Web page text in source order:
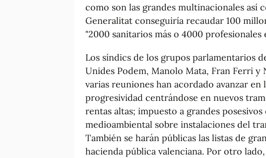
como son las grandes multinacionales así
Generalitat conseguiría recaudar 100
"2000 sanitarios más o 4000 profesionales
Los síndics de los grupos parlamentarios
Unides Podem, Manolo Mata, Fran Ferri y
varias reuniones han acordado avanzar en
progresividad centrándose en nuevos
rentas altas; impuesto a grandes
medioambiental sobre instalaciones del
También se harán públicas las listas de
hacienda pública valenciana. Por otro